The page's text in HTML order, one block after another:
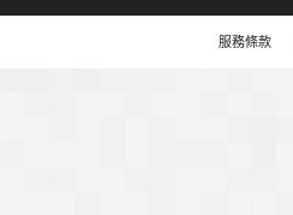
服務條款